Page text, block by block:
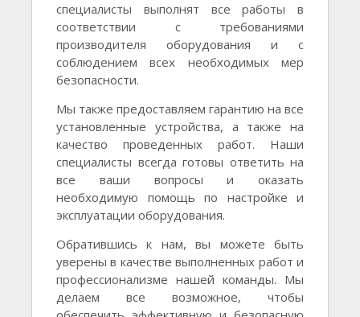
специалисты выполнят все работы в
соответствии с требованиями
производителя оборудования и с
соблюдением всех необходимых мер
безопасности.
Мы также предоставляем гарантию на все
установленные устройства, а также на
качество проведенных работ. Наши
специалисты всегда готовы ответить на
все ваши вопросы и оказать
необходимую помощь по настройке и
эксплуатации оборудования.
Обратившись к нам, вы можете быть
уверены в качестве выполненных работ и
профессионализме нашей команды. Мы
делаем все возможное, чтобы